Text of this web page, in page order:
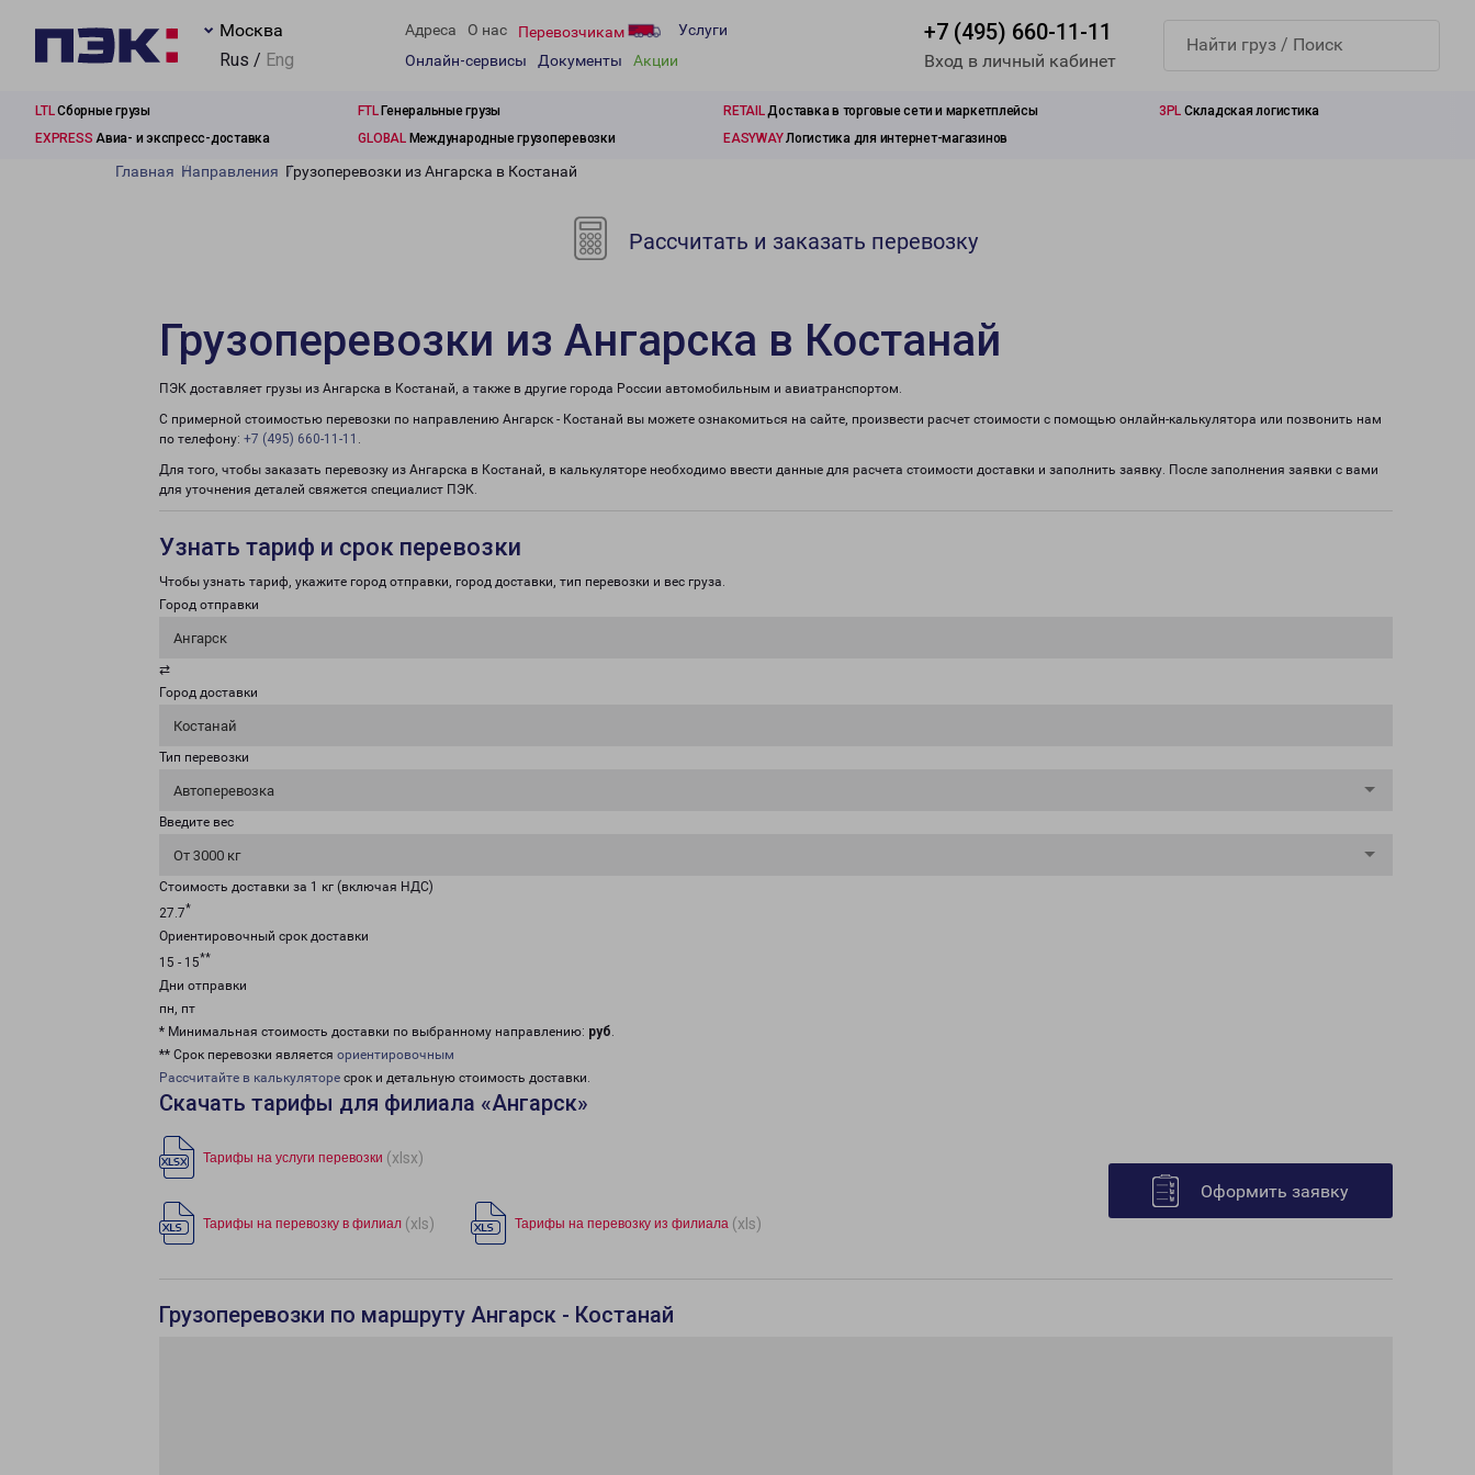
Москва
Rus / Eng
Адреса О нас Перевозчикам
Услуги
Онлайн-сервисы
Документы Акции
+7 (495) 660-11-11
Вход в личный кабинет
LTLСборные грузы FTLГенеральные грузы RETAILДоставка в торговые сети и маркетплейсы 3PL Складская логистика
EXPRESS Авиа- и экспресс-доставка GLOBALМеждународные грузоперевозки EASYWAYЛогистика для интернет-магазинов
Главная Направления Грузоперевозки из Ангарска в Костанай
Рассчитать и заказать перевозку
Грузоперевозки из Ангарска в Костанай
ПЭК доставляет грузы из Ангарска в Костанай, а также в другие города России автомобильным и авиатранспортом.
С примерной стоимостью перевозки по направлению Ангарск - Костанай вы можете ознакомиться на сайте, произвести расчет стоимости с помощью онлайн-калькулятора или позвонить нам
по телефону: +7 (495) 660-11-11 .
Для того, чтобы заказать перевозку из Ангарска в Костанай, в калькуляторе необходимо ввести данные для расчета стоимости доставки и заполнить заявку. После заполнения заявки с вами
для уточнения деталей свяжется специалист ПЭК.
Узнать тариф и срок перевозки
Чтобы узнать тариф, укажите город отправки, город доставки, тип перевозки и вес груза.
Город отправки
Ангарск
⇄
Город доставки
Костанай
Тип перевозки
Автоперевозка
Введите вес
От 3000 кг
Стоимость доставки за 1 кг (включая НДС)
27.7*
Ориентировочный срок доставки
15 - 15**
Дни отправки
пн, пт
* Минимальная стоимость доставки по выбранному направлению: руб.
** Срок перевозки является ориентировочным
Рассчитайте в калькуляторе срок и детальную стоимость доставки.
Скачать тарифы для филиала «Ангарск»
Тарифы на услуги перевозки (xlsx)
Тарифы на перевозку в филиал (xls) Тарифы на перевозку из филиала (xls)
Оформить заявку
Грузоперевозки по маршруту Ангарск - Костанай